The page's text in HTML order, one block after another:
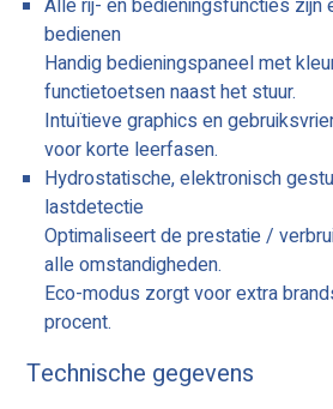
bedienen
Handig bedieningspaneel met
functietoetsen naast het stuur.
Intuïtieve graphics en
voor korte leerfasen.
Hydrostatische, elektronisch
lastdetectie
Optimaliseert de prestatie /
alle omstandigheden.
Eco-modus zorgt voor extra
procent.
Technische gegevens